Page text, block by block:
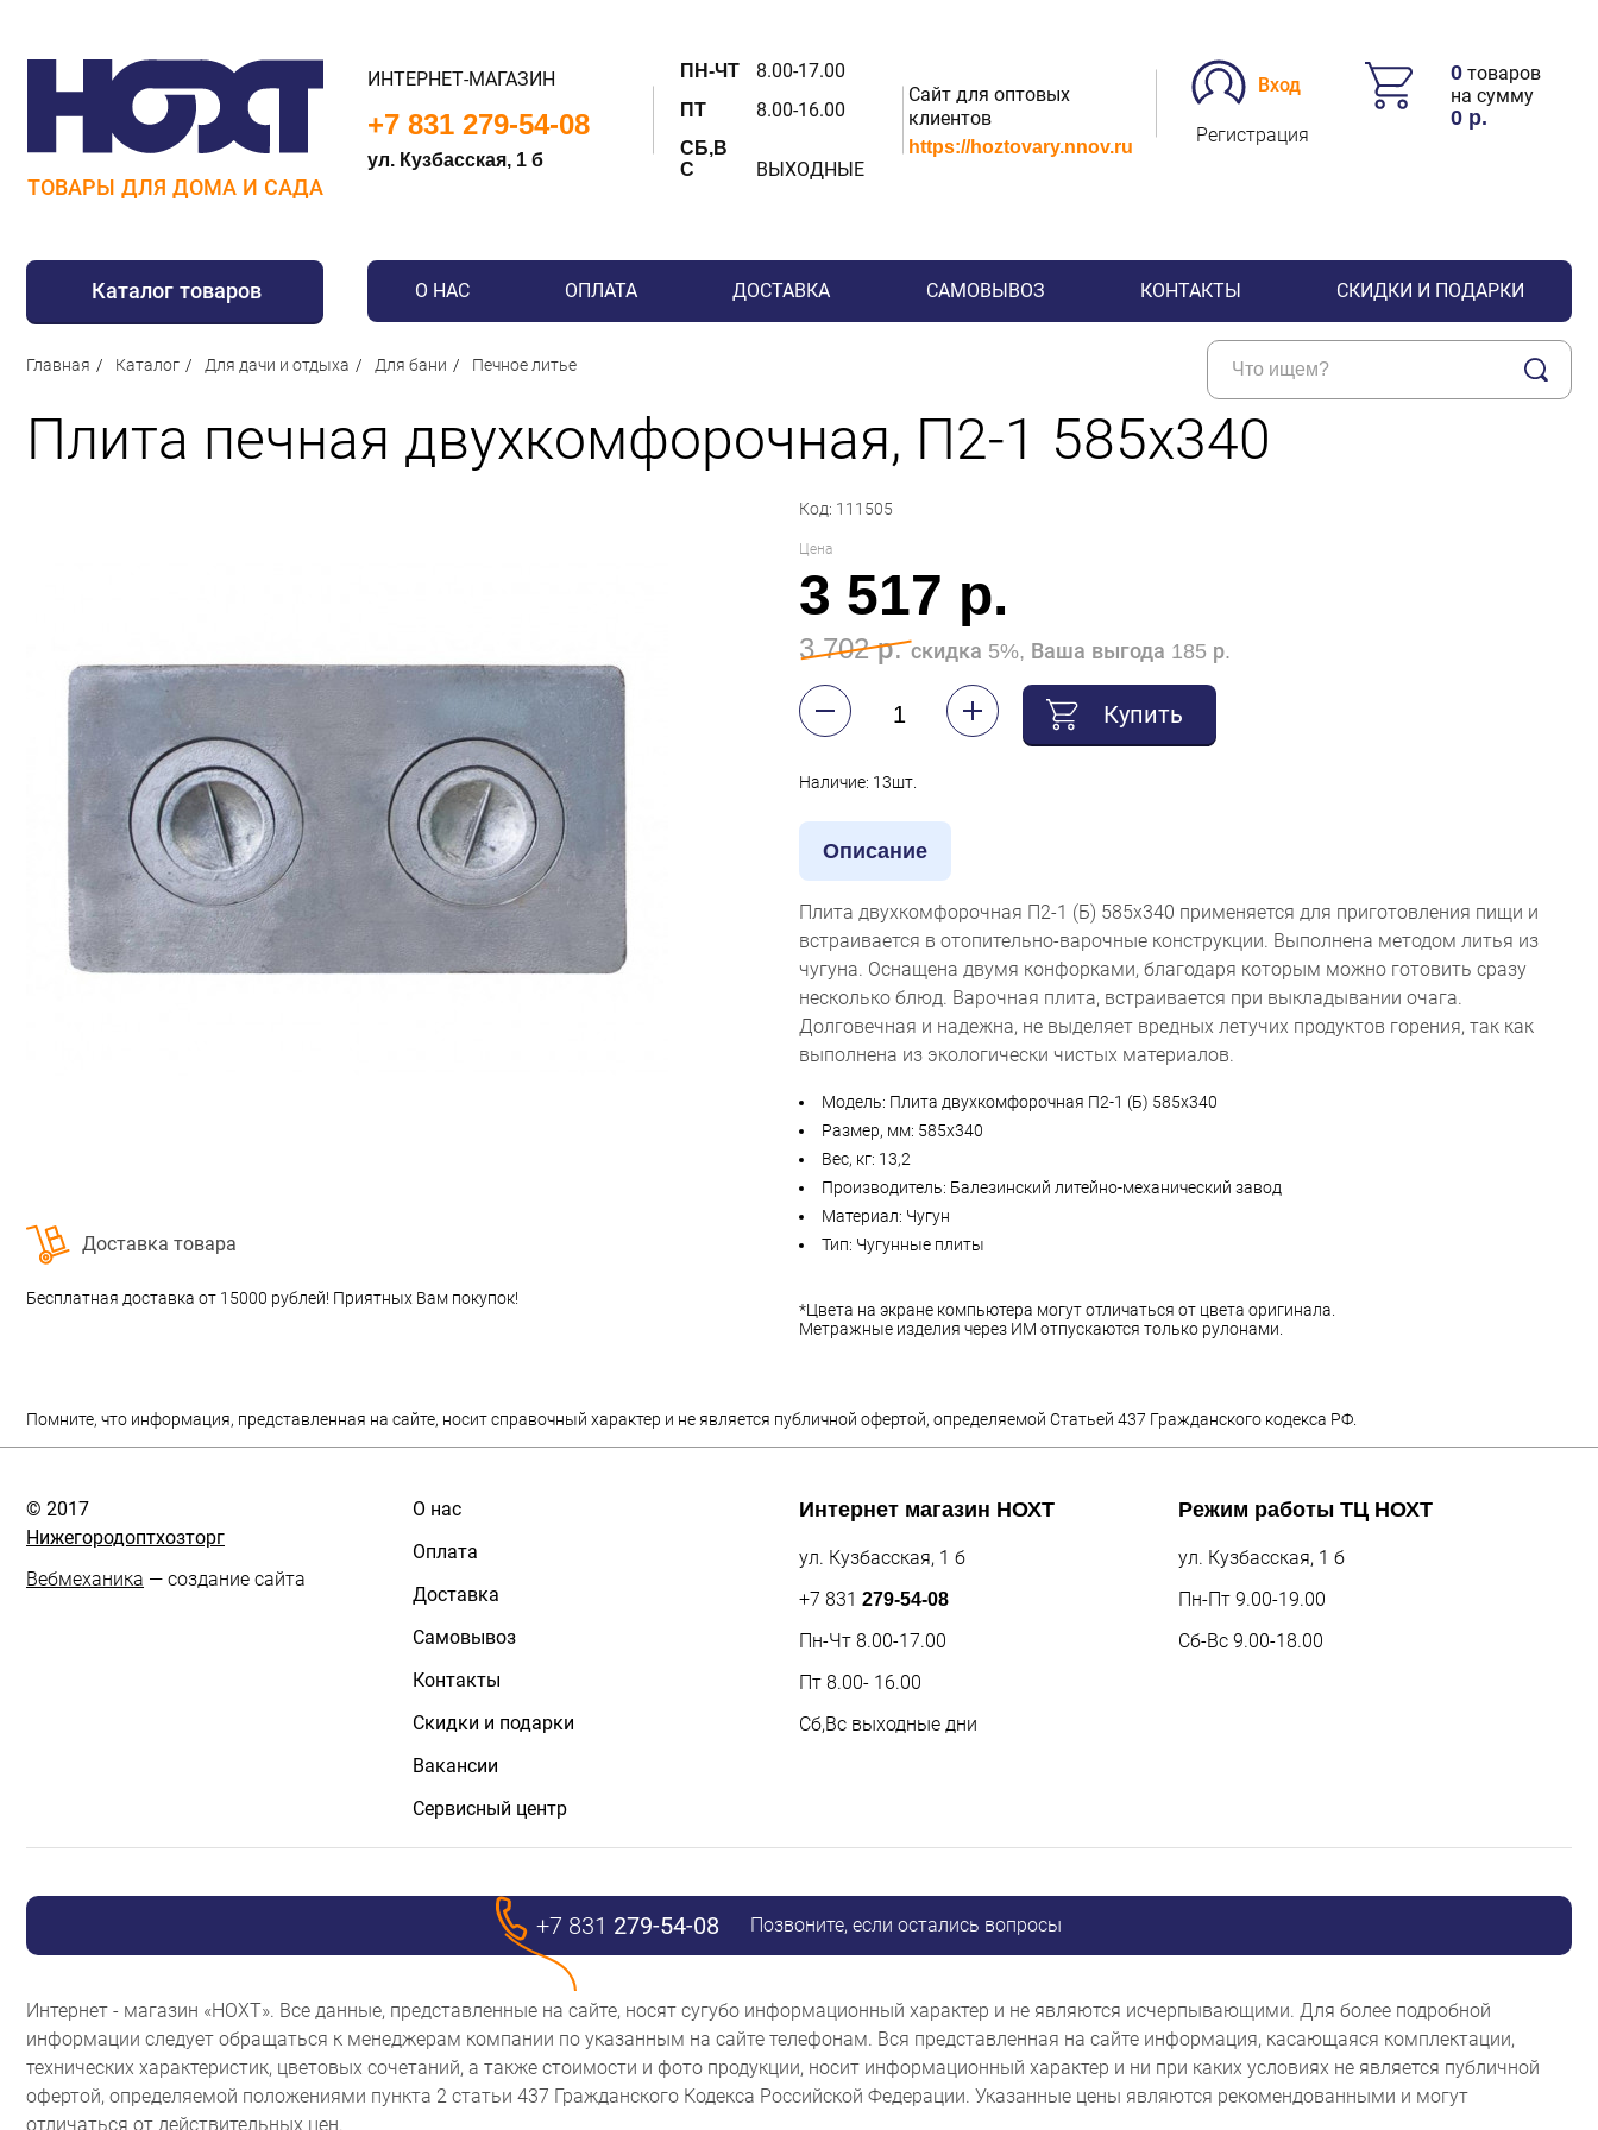
ТОВАРЫ ДЛЯ ДОМА И САДА
ИНТЕРНЕТ-МАГАЗИН
+7 831 279-54-08
ул. Кузбасская, 1 б
ПН-ЧТ 8.00-17.00
ПТ 8.00-16.00
СБ,В
С
ВЫХОДНЫЕ
Сайт для оптовых
клиентов
https://hoztovary.nnov.ru
Вход
Регистрация
0 товаров
на сумму
0 р.
Каталог товаров
Для дома
Сантехника
Обувь для дома и дачи
Акции
О НАС ОПЛАТА ДОСТАВКА САМОВЫВОЗ КОНТАКТЫ СКИДКИ И ПОДАРКИ
Главная Каталог Для дачи и отдыха Для бани Печное литье
Плита печная двухкомфорочная, П2-1 585х340
Доставка товара
Бесплатная доставка от 15000 рублей! Приятных Вам покупок!
Код: 111505
Цена
3 517 р.
3 702 р.скидка 5%, Ваша выгода 185 р.
Купить
Наличие: 13шт.
Описание
Плита двухкомфорочная П2-1 (Б) 585х340 применяется для приготовления пищи и
встраивается в отопительно-варочные конструкции. Выполнена методом литья из
чугуна. Оснащена двумя конфорками, благодаря которым можно готовить сразу
несколько блюд. Варочная плита, встраивается при выкладывании очага.
Долговечная и надежна, не выделяет вредных летучих продуктов горения, так как
выполнена из экологически чистых материалов.
Модель: Плита двухкомфорочная П2-1 (Б) 585х340
Размер, мм: 585х340
Вес, кг: 13,2
Производитель: Балезинский литейно-механический завод
Материал: Чугун
Тип: Чугунные плиты
*Цвета на экране компьютера могут отличаться от цвета оригинала.
Метражные изделия через ИМ отпускаются только рулонами.
Помните, что информация, представленная на сайте, носит справочный характер и не является публичной офертой, определяемой Статьей 437 Гражданского кодекса РФ.
© 2017
Нижегородоптхозторг
Вебмеханика — создание сайта
О нас
Оплата
Доставка
Самовывоз
Контакты
Скидки и подарки
Вакансии
Сервисный центр
Интернет магазин НОХТ
ул. Кузбасская, 1 б
+7 831 279-54-08
Пн-Чт 8.00-17.00
Пт 8.00- 16.00
Сб,Вс выходные дни
Режим работы ТЦ НОХТ
ул. Кузбасская, 1 б
Пн-Пт 9.00-19.00
Сб-Вс 9.00-18.00
+7 831 279-54-08 Позвоните, если остались вопросы
Интернет - магазин «НОХТ». Все данные, представленные на сайте, носят сугубо информационный характер и не являются исчерпывающими. Для более подробной
информации следует обращаться к менеджерам компании по указанным на сайте телефонам. Вся представленная на сайте информация, касающаяся комплектации,
технических характеристик, цветовых сочетаний, а также стоимости и фото продукции, носит информационный характер и ни при каких условиях не является публичной
офертой, определяемой положениями пункта 2 статьи 437 Гражданского Кодекса Российской Федерации. Указанные цены являются рекомендованными и могут
отличаться от действительных цен.